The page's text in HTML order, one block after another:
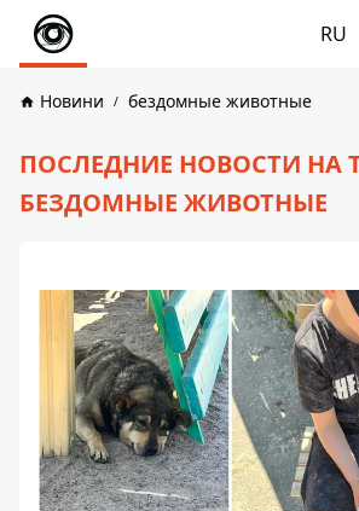
RU
Новини бездомные животные
ПОСЛЕДНИЕ НОВОСТИ НА
БЕЗДОМНЫЕ ЖИВОТНЫЕ